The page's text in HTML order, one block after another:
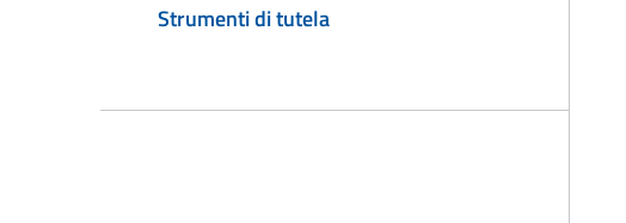
Strumenti di tutela